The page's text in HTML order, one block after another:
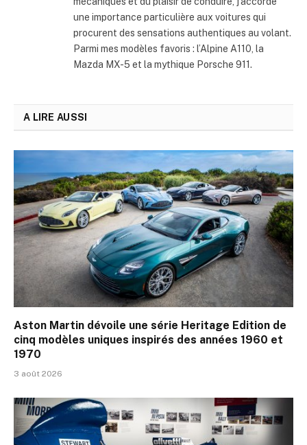
une importance particulière aux voitures qui
procurent des sensations authentiques au volant.
Parmi mes modèles favoris : l’Alpine A110, la
Mazda MX-5 et la mythique Porsche 911.
A LIRE AUSSI
Aston Martin dévoile une série Heritage Edition de
cinq modèles uniques inspirés des années 1960 et
1970
3 août 2026